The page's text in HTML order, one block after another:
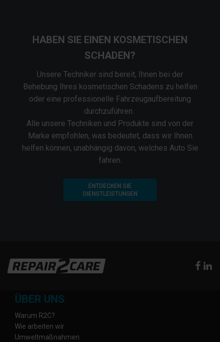
HABEN SIE EINEN KOSMETISCHEN
SCHADEN?
Unsere Techniker sind bereit, Ihnen bei der
Behebung Ihres kosmetischen Schadens zu helfen
oder eine professionelle Fahrzeugaufbereitung
durchzuführen.
Alle unsere Techniken und Produkte sind von der
Marke empfohlen, was bedeutet, dass wir Ihnen
helfen können, unabhängig davon, welches Auto Sie
fahren.
ENTDECKEN SIE
DIENSTLEISTUNGEN
ÜBER UNS
Warum R2C?
Wie arbeiten wir
Umweltmaßnahmen